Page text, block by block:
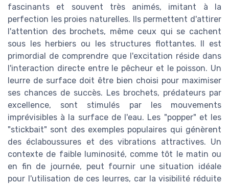
fascinants et souvent très animés, imitant à la
perfection les proies naturelles. Ils permettent d'attirer
l'attention des brochets, même ceux qui se cachent
sous les herbiers ou les structures flottantes. Il est
primordial de comprendre que l'excitation réside dans
l'interaction directe entre le pêcheur et le poisson. Un
leurre de surface doit être bien choisi pour maximiser
ses chances de succès. Les brochets, prédateurs par
excellence, sont stimulés par les mouvements
imprévisibles à la surface de l'eau. Les "popper" et les
"stickbait" sont des exemples populaires qui génèrent
des éclaboussures et des vibrations attractives. Un
contexte de faible luminosité, comme tôt le matin ou
en fin de journée, peut fournir une situation idéale
pour l'utilisation de ces leurres, car la visibilité réduite